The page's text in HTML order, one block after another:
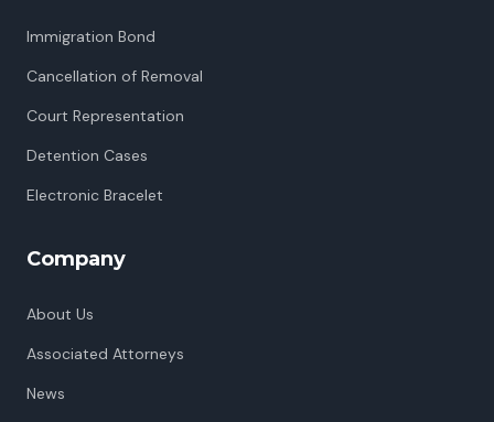
Immigration Bond
Cancellation of Removal
Court Representation
Detention Cases
Electronic Bracelet
Company
About Us
Associated Attorneys
News